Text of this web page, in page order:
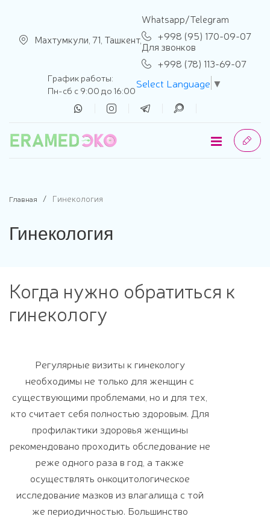
Махтумкули, 71, Ташкент,
Whatsapp/Telegram
+998 (95) 170-09-07
Для звонков
+998 (78) 113-69-07
График работы:
Пн-сб с 9:00 до 16:00
Select Language ▼
Главная Гинекология
Гинекология
Когда нужно обратиться к
гинекологу
Регулярные визиты к гинекологу
необходимы не только для женщин с
существующими проблемами, но и для тех,
кто считает себя полностью здоровым. Для
профилактики здоровья женщины
рекомендовано проходить обследование не
реже одного раза в год, а также
осуществлять онкоцитологическое
исследование мазков из влагалища с той
же периодичностью. Большинство